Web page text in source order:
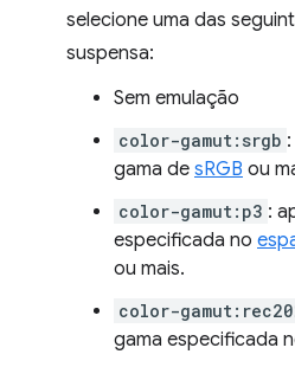
selecione uma das
suspensa:
Sem emulação
color-gamut:srgb
gama de sRGB ou
color-gamut:p3 :
especificada no
ou mais.
color-
gama especificada